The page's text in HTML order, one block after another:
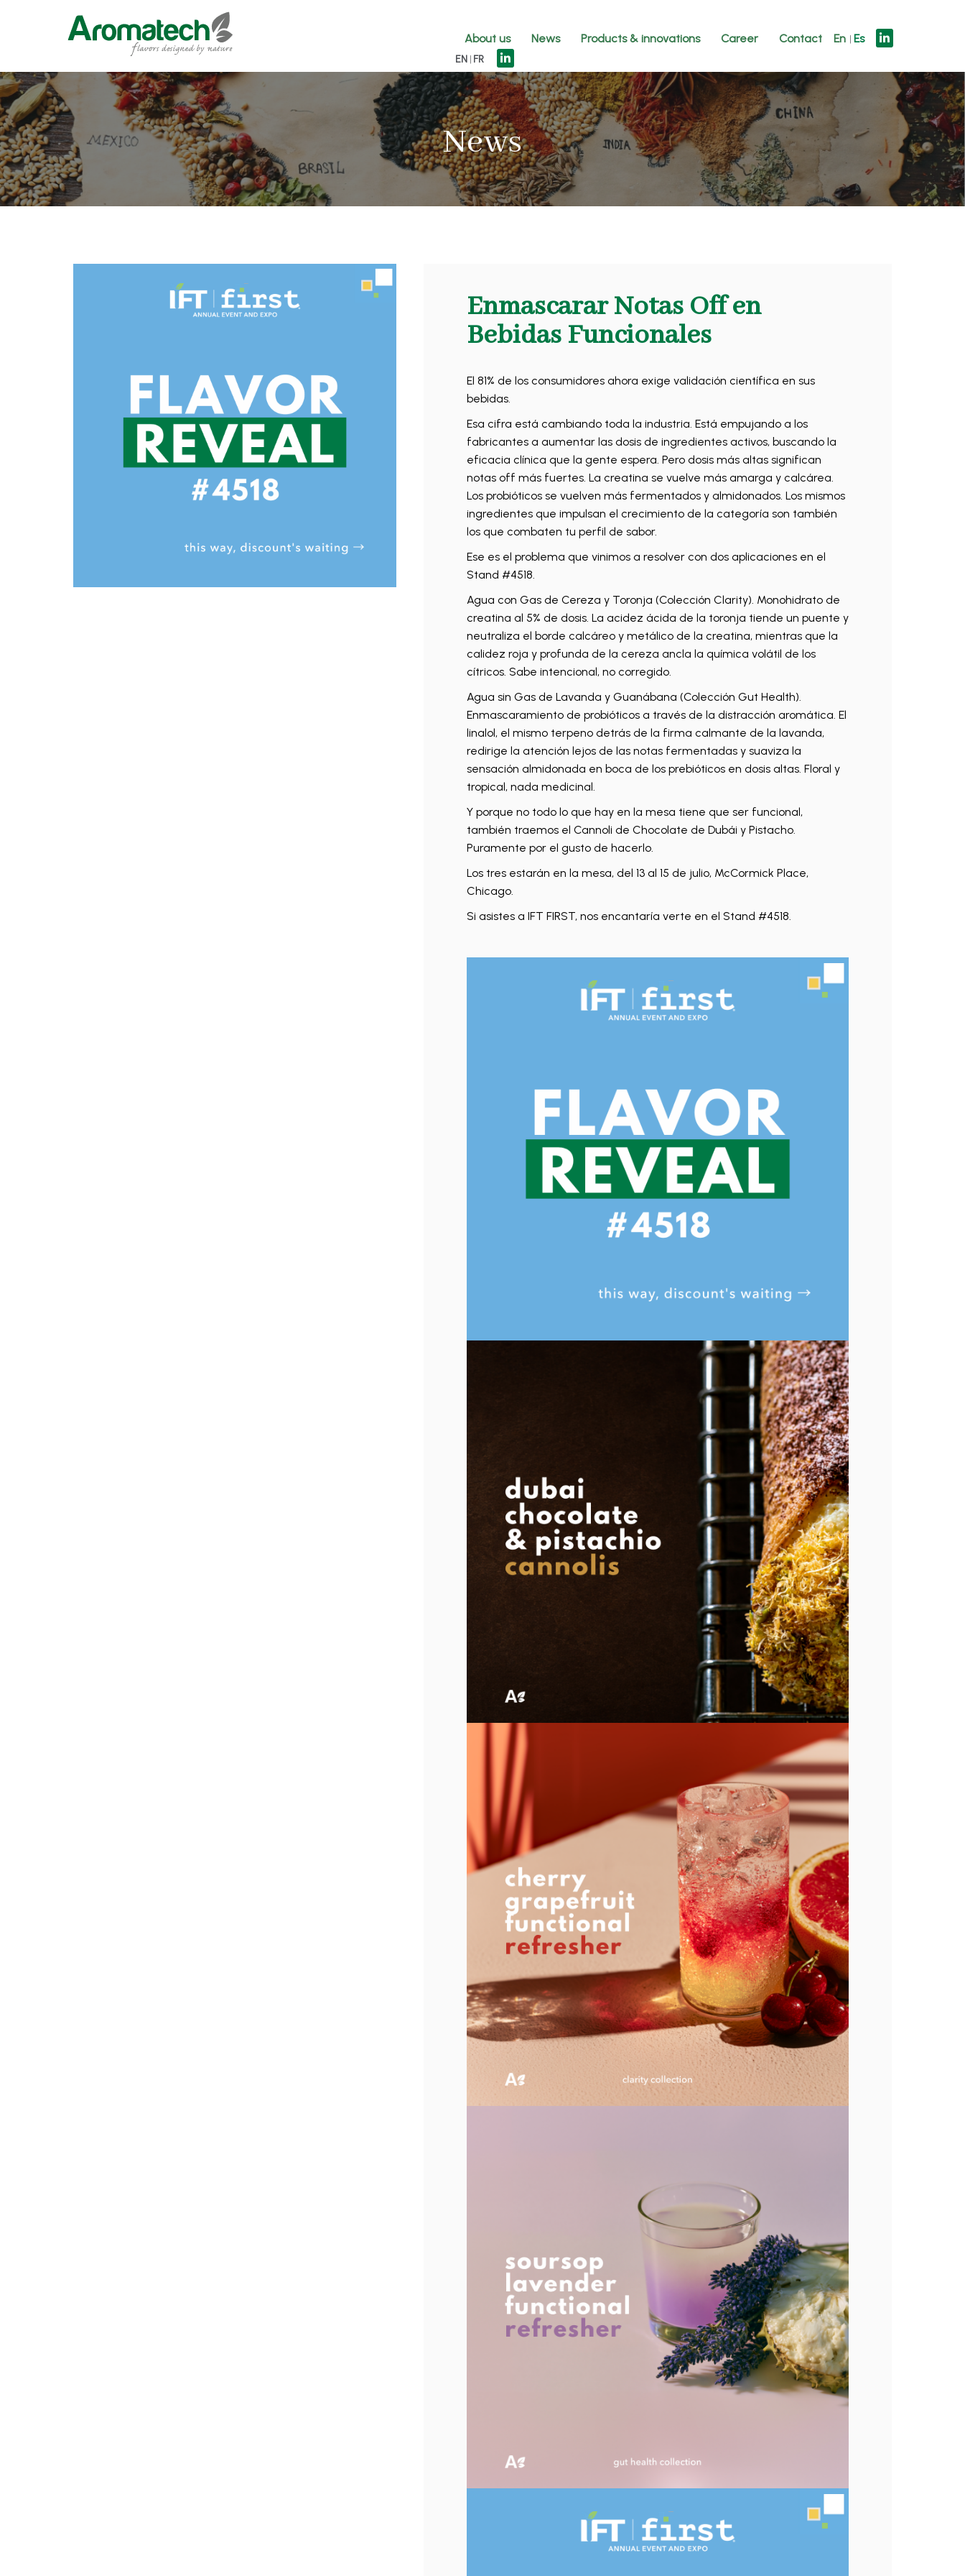
About us News Products & innovations Career Contact En Es
EN FR
News
Enmascarar Notas Off en
Bebidas Funcionales
El 81% de los consumidores ahora exige validación científica en sus
bebidas.
Esa cifra está cambiando toda la industria. Está empujando a los
fabricantes a aumentar las dosis de ingredientes activos, buscando la
eficacia clínica que la gente espera. Pero dosis más altas significan
notas off más fuertes. La creatina se vuelve más amarga y calcárea.
Los probióticos se vuelven más fermentados y almidonados. Los mismos
ingredientes que impulsan el crecimiento de la categoría son también
los que combaten tu perfil de sabor.
Ese es el problema que vinimos a resolver con dos aplicaciones en el
Stand #4518.
Agua con Gas de Cereza y Toronja (Colección Clarity). Monohidrato de
creatina al 5% de dosis. La acidez ácida de la toronja tiende un puente y
neutraliza el borde calcáreo y metálico de la creatina, mientras que la
calidez roja y profunda de la cereza ancla la química volátil de los
cítricos. Sabe intencional, no corregido.
Agua sin Gas de Lavanda y Guanábana (Colección Gut Health).
Enmascaramiento de probióticos a través de la distracción aromática. El
linalol, el mismo terpeno detrás de la firma calmante de la lavanda,
redirige la atención lejos de las notas fermentadas y suaviza la
sensación almidonada en boca de los prebióticos en dosis altas. Floral y
tropical, nada medicinal.
Y porque no todo lo que hay en la mesa tiene que ser funcional,
también traemos el Cannoli de Chocolate de Dubái y Pistacho.
Puramente por el gusto de hacerlo.
Los tres estarán en la mesa, del 13 al 15 de julio, McCormick Place,
Chicago.
Si asistes a IFT FIRST, nos encantaría verte en el Stand #4518.